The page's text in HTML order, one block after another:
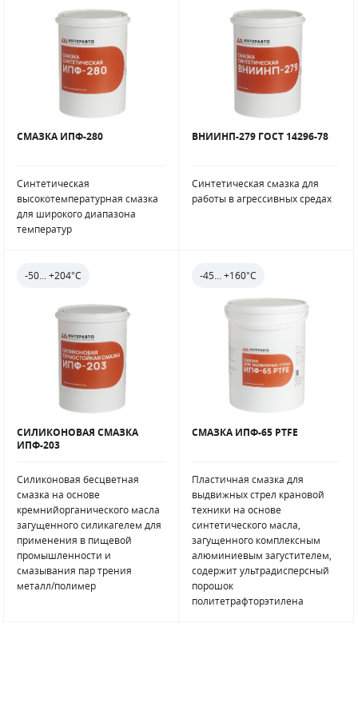
СМАЗКА ИПФ-280
Синтетическая
высокотемпературная смазка
для широкого диапазона
температур
ВНИИНП-279 ГОСТ 14296-78
Синтетическая смазка для
работы в агрессивных средах
-50... +204°С
СИЛИКОНОВАЯ СМАЗКА
ИПФ-203
Силиконовая бесцветная
смазка на основе
кремнийорганического масла
загущенного силикагелем для
применения в пищевой
промышленности и
смазывания пар трения
металл/полимер
-45... +160°С
СМАЗКА ИПФ-65 PTFE
Пластичная смазка для
выдвижных стрел крановой
техники на основе
синтетического масла,
загущенного комплексным
алюминиевым загустителем,
содержит ультрадисперсный
порошок
политетрафторэтилена